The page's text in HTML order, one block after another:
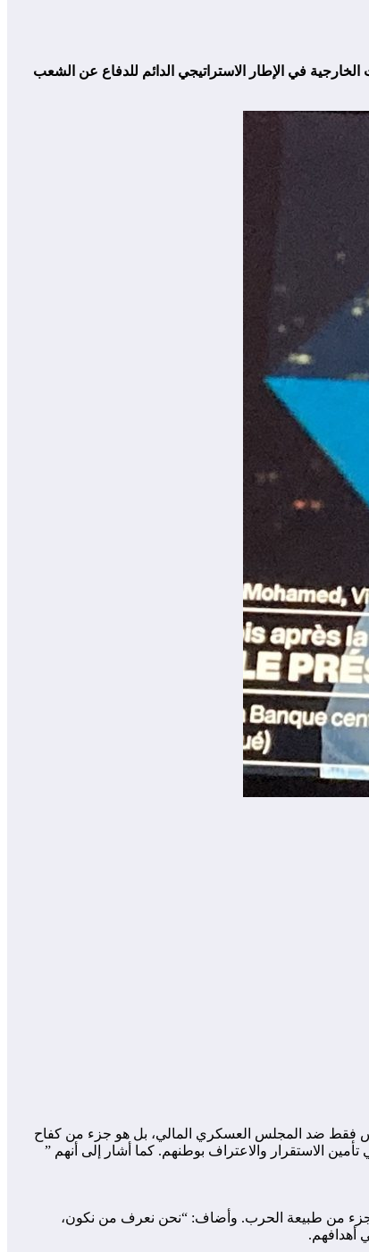
نائب المسؤول عن العلاقات الخارجية في الإطار الاستراتيجي الدائم للدفاع عن الشعب
ليس فقط ضد المجلس العسكري المالي، بل هو جزء من كفاح
الاستقرار والاعتراف بوطنهم. كما أشار إلى أنهم ”
هي جزء من طبيعة الحرب. وأضاف: “نحن نعرف من نكون،
أهدافهم.